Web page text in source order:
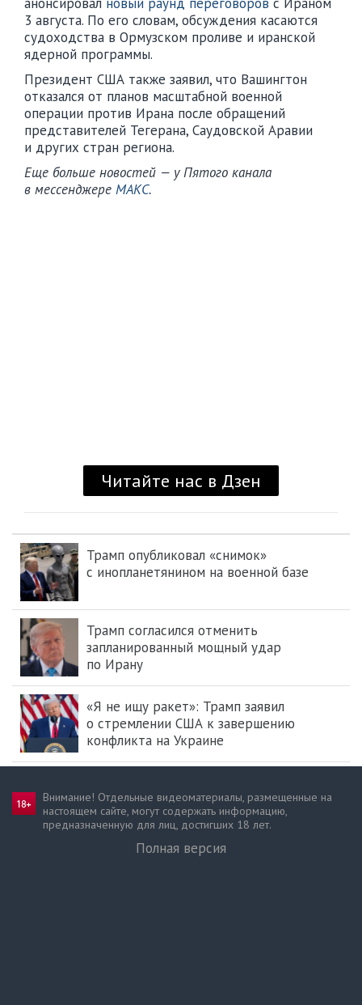
Трамп опубликовал «снимок»
с инопланетянином на военной базе
Трамп согласился отменить
запланированный мощный удар
по Ирану
«Я не ищу ракет»: Трамп заявил
о стремлении США к завершению
конфликта на Украине
Внимание! Отдельные видеоматериалы, размещенные на
настоящем сайте, могут содержать информацию,
предназначен­ную для лиц, достигших 18 лет.
Полная версия